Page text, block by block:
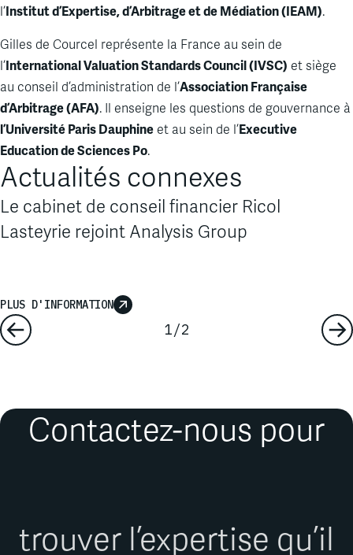
l’Institut d’Expertise, d’Arbitrage et de Médiation (IEAM).
Gilles de Courcel représente la France au sein de
l’International Valuation Standards Council (IVSC) et siège
au conseil d’administration de l’Association Française
d’Arbitrage (AFA). Il enseigne les questions de gouvernance à
l’Université Paris Dauphine et au sein de l’Executive
Education de Sciences Po.
Actualités connexes
Le cabinet de conseil financier Ricol
Lasteyrie rejoint Analysis Group
PLUS D'INFORMATION
1/2
Contactez-nous pour
trouver l’expertise qu’il